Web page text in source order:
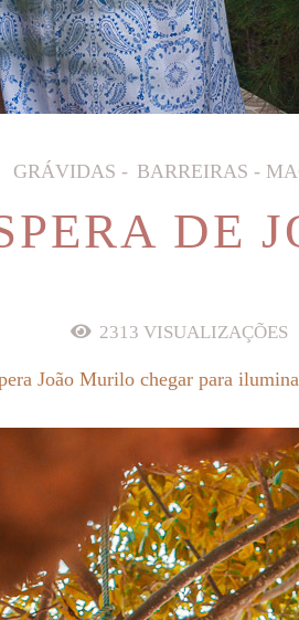
GRÁVIDAS BARREIRAS -
DE
2313 VISUALIZAÇÕES
João Murilo chegar para